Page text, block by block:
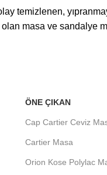
temizlenen,
masa ve
ÖNE ÇIKAN
Cap Cartier Ceviz
Cartier Masa
Orion Kose Polylac